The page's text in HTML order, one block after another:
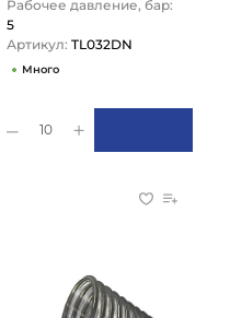
Рабочее давление, бар:
5
Артикул: TL032DN
Много
10